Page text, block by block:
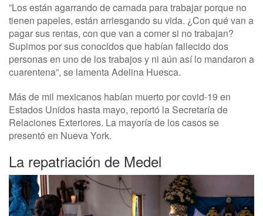
”Los están agarrando de carnada para trabajar porque no
tienen papeles, están arriesgando su vida. ¿Con qué van a
pagar sus rentas, con que van a comer si no trabajan?
Supimos por sus conocidos que habían fallecido dos
personas en uno de los trabajos y ni aún así lo mandaron a
cuarentena”, se lamenta Adelina Huesca.
Más de mil mexicanos habían muerto por covid-19 en
Estados Unidos hasta mayo, reportó la Secretaría de
Relaciones Exteriores. La mayoría de los casos se
presentó en Nueva York.
La repatriación de Medel